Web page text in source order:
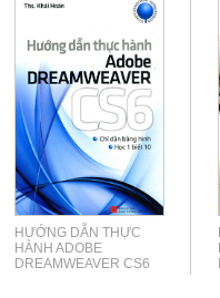
HƯỚNG DẪN THỰC
HÀNH ADOBE
DREAMWEAVER CS6